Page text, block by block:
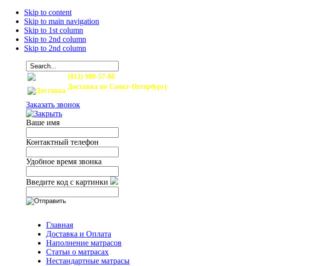
Skip to content
Skip to main navigation
Skip to 1st column
Skip to 2nd column
Skip to 2nd column
(812) 980-57-08
Доставка по Санкт-Петербургу
Заказать звонок
Ваше имя
Контактный телефон
Удобное время звонка
Введите код с картинки
Главная
Доставка и Оплата
Наполнение матрасов
Cтатьи о матрасах
Нестандартные матрасы